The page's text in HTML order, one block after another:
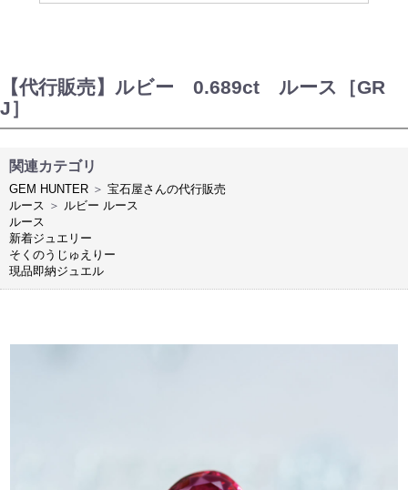
【代行販売】ルビー 0.689ct ルース［GR
J］
関連カテゴリ
GEM HUNTER ＞ 宝石屋さんの代行販売
ルース ＞ ルビー ルース
ルース
新着ジュエリー
そくのうじゅえりー
現品即納ジュエル